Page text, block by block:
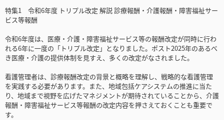
特集1 令和6年度 トリプル改定 解説 診療報酬・介護報酬・障害福祉サー
ビス等報酬
令和6年度は、医療・介護・障害福祉サービス等の報酬改定が同時に行わ
れる6年に一度の「トリプル改定」となりました。ポスト2025年のあるべ
き医療・介護の提供体制を見すえ、多くの改定がなされました。
看護管理者は、診療報酬改定の背景と概略を理解し、戦略的な看護管理
を実践する必要があります。また、地域包括ケアシステムの推進に当た
り、地域まで視野を広げたマネジメントが期待されていることから、介護
報酬・障害福祉サービス等報酬の改定内容を押さえておくことも重要で
す。